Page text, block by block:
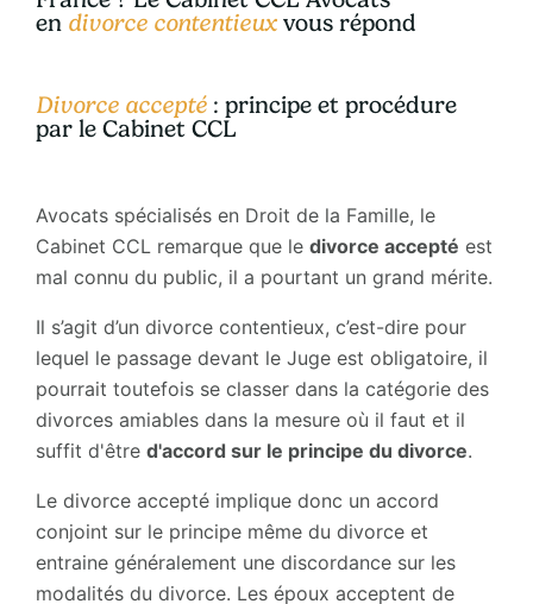
en divorce contentieux vous répond
Divorce accepté: principe et procédure
par le Cabinet CCL
Avocats spécialisés en Droit de la Famille, le
Cabinet CCL remarque que le divorce accepté est
mal connu du public, il a pourtant un grand mérite.
Il s’agit d’un divorce contentieux, c’est-dire pour
lequel le passage devant le Juge est obligatoire, il
pourrait toutefois se classer dans la catégorie des
divorces amiables dans la mesure où il faut et il
suffit d'être d'accord sur le principe du divorce.
Le divorce accepté implique donc un accord
conjoint sur le principe même du divorce et
entraine généralement une discordance sur les
modalités du divorce. Les époux acceptent de